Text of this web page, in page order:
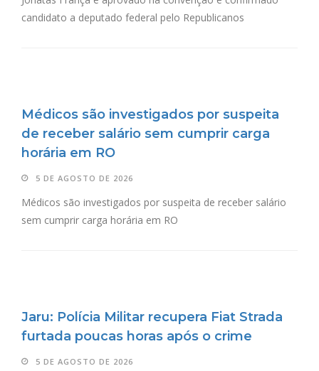
candidato a deputado federal pelo Republicanos
Médicos são investigados por suspeita
de receber salário sem cumprir carga
horária em RO
5 DE AGOSTO DE 2026
Médicos são investigados por suspeita de receber salário
sem cumprir carga horária em RO
Jaru: Polícia Militar recupera Fiat Strada
furtada poucas horas após o crime
5 DE AGOSTO DE 2026